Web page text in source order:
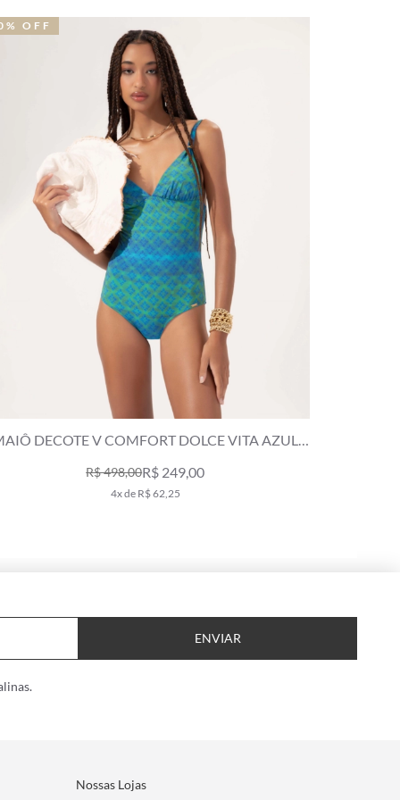
DECOTE V COMFORT DOLCE VITA AZUL
R$ 498,00R$ 249,00
4x de R$ 62,25
OFF
ENVIAR
Nossas Lojas